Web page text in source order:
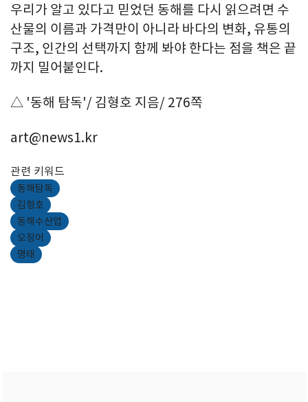
우리가 알고 있다고 믿었던 동해를 다시 읽으려면 수
산물의 이름과 가격만이 아니라 바다의 변화, 유통의
구조, 인간의 선택까지 함께 봐야 한다는 점을 책은 끝
까지 밀어붙인다.
△ '동해 탐독'/ 김형호 지음/ 276쪽
art@news1.kr
관련 키워드
동해탐독
김형호
동해수산업
오징어
명태